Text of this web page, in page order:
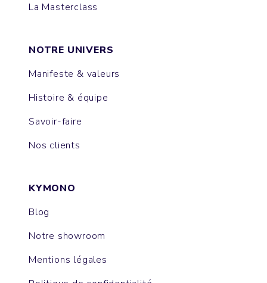
La Masterclass
NOTRE UNIVERS
Manifeste & valeurs
Histoire & équipe
Savoir-faire
Nos clients
KYMONO
Blog
Notre showroom
Mentions légales